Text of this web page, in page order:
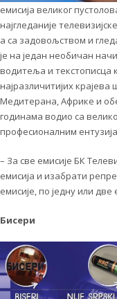
емисија великог
најгледаније
а са задовољством и
је на један необичан
водитеља и текстописца
најразличитијих
Медитерана, Африке и
годинама водио са
професионалним
– За све емисије БК
емисија и изабрати
емисије, по једну или две
Бисери